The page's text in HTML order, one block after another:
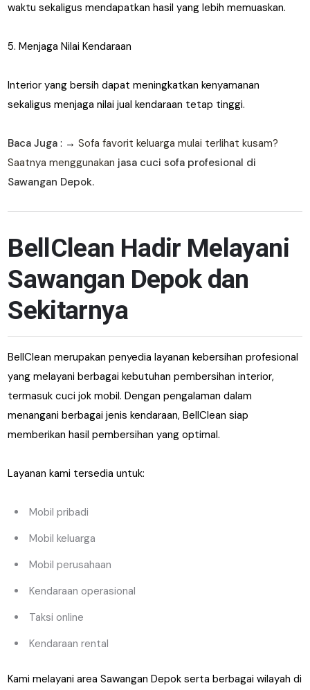
waktu sekaligus mendapatkan hasil yang lebih memuaskan.
5. Menjaga Nilai Kendaraan
Interior yang bersih dapat meningkatkan kenyamanan
sekaligus menjaga nilai jual kendaraan tetap tinggi.
Baca Juga : →Sofa favorit keluarga mulai terlihat kusam?
Saatnya menggunakan jasa cuci sofa profesional di
Sawangan Depok.
BellClean Hadir Melayani
Sawangan Depok dan
Sekitarnya
BellClean merupakan penyedia layanan kebersihan profesional
yang melayani berbagai kebutuhan pembersihan interior,
termasuk cuci jok mobil. Dengan pengalaman dalam
menangani berbagai jenis kendaraan, BellClean siap
memberikan hasil pembersihan yang optimal.
Layanan kami tersedia untuk:
Mobil pribadi
Mobil keluarga
Mobil perusahaan
Kendaraan operasional
Taksi online
Kendaraan rental
Kami melayani area Sawangan Depok serta berbagai wilayah di